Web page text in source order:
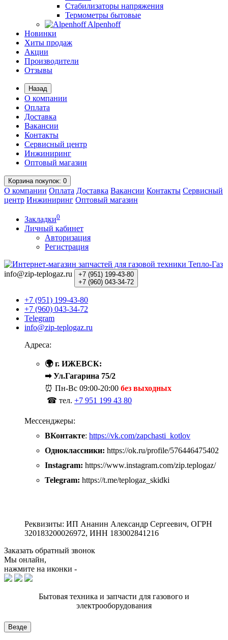
Стабилизаторы напряжения
Термометры бытовые
Alpenhoff
Новинки
Хиты продаж
Акции
Производители
Отзывы
Назад
О компании
Оплата
Доставка
Вакансии
Контакты
Сервисный центр
Инжиниринг
Оптовый магазин
Корзинапокупок: 0
О компании Оплата Доставка Вакансии Контакты Сервисный
центр Инжиниринг Оптовый магазин
Закладки0
Личный кабинет
Авторизация
Регистрация
info@zip-teplogaz.ru +7 (951) 199-43-80
+7 (960) 043-34-72
+7 (951) 199-43-80
+7 (960) 043-34-72
Telegram
info@zip-teplogaz.ru
Адреса:
🌍 г. ИЖЕВСК:
➡ Ул.Гагарина 75/2
⏰ Пн-Вс 09:00-20:00 без выходных
☎ тел. +7 951 199 43 80
Мессенджеры:
ВКонтакте: https://vk.com/zapchasti_kotlov
Одноклассники: https://ok.ru/profile/576446475402
Instagram: https://www.instagram.com/zip.teplogaz/
Telegram: https://t.me/teplogaz_skidki
Реквизиты: ИП Ананин Александр Сергеевич, ОГРН
320183200026972, ИНН 183002841216
Заказать обратный звонок
Мы онлайн,
нажмите на иконки -
Бытовая техника и запчасти для газового и
электрооборудования
Везде